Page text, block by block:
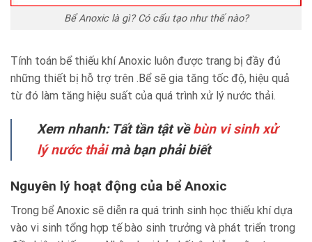
Bể Anoxic là gì? Có cấu tạo như thế nào?
Tính toán bể thiếu khí Anoxic luôn được trang bị đầy đủ
những thiết bị hỗ trợ trên .Bể sẽ gia tăng tốc độ, hiệu quả
từ đó làm tăng hiệu suất của quá trình xử lý nước thải.
Xem nhanh: Tất tần tật vềbùn vi sinh xử
lý nước thảimà bạn phải biết
Nguyên lý hoạt động của bể Anoxic
Trong bể Anoxic sẽ diễn ra quá trình sinh học thiếu khí dựa
vào vi sinh tổng hợp tế bào sinh trưởng và phát triển trong